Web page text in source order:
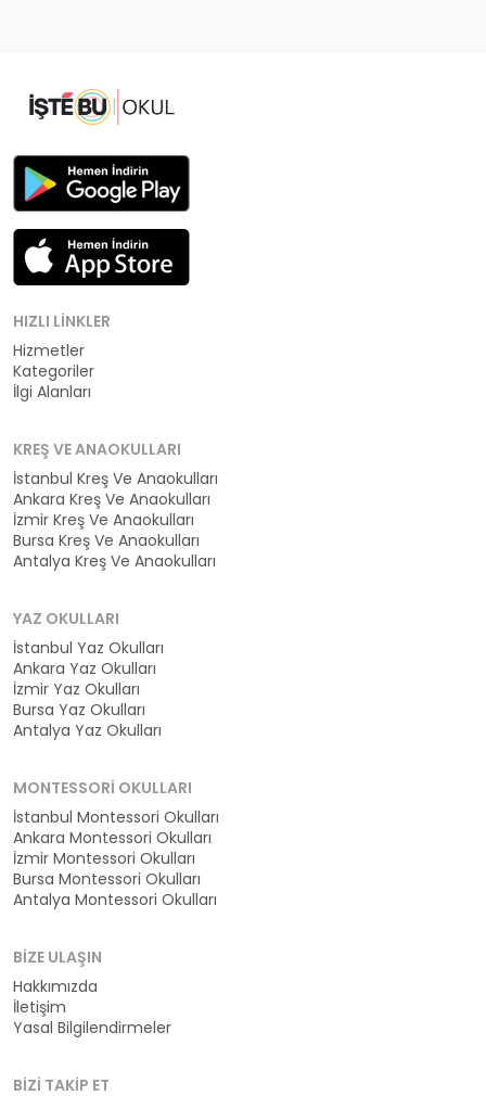
HIZLI LINKLER
Hizmetler
Kategoriler
İlgi Alanları
KREŞ VE ANAOKULLARI
İstanbul Kreş Ve Anaokulları
Ankara Kreş Ve Anaokulları
İzmir Kreş Ve Anaokulları
Bursa Kreş Ve Anaokulları
Antalya Kreş Ve Anaokulları
YAZ OKULLARI
İstanbul Yaz Okulları
Ankara Yaz Okulları
İzmir Yaz Okulları
Bursa Yaz Okulları
Antalya Yaz Okulları
MONTESSORI OKULLARI
İstanbul Montessori Okulları
Ankara Montessori Okulları
İzmir Montessori Okulları
Bursa Montessori Okulları
Antalya Montessori Okulları
BIZE ULAŞIN
Hakkımızda
İletişim
Yasal Bilgilendirmeler
BIZI TAKIP ET